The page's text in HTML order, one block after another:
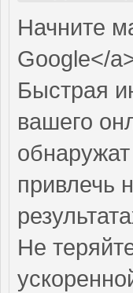
Начните
Google</
Быстрая
вашего
привлечь
Не